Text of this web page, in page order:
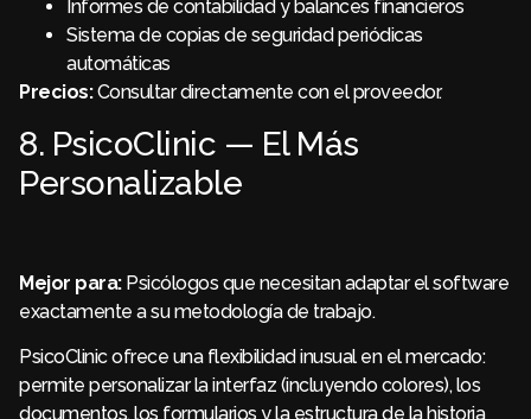
Informes de contabilidad y balances financieros
Sistema de copias de seguridad periódicas
automáticas
Precios:Consultar directamente con el proveedor.
8. PsicoClinic — El Más
Personalizable
Mejor para:Psicólogos que necesitan adaptar el software
exactamente a su metodología de trabajo.
PsicoClinic ofrece una flexibilidad inusual en el mercado:
permite personalizar la interfaz (incluyendo colores), los
documentos, los formularios y la estructura de la historia